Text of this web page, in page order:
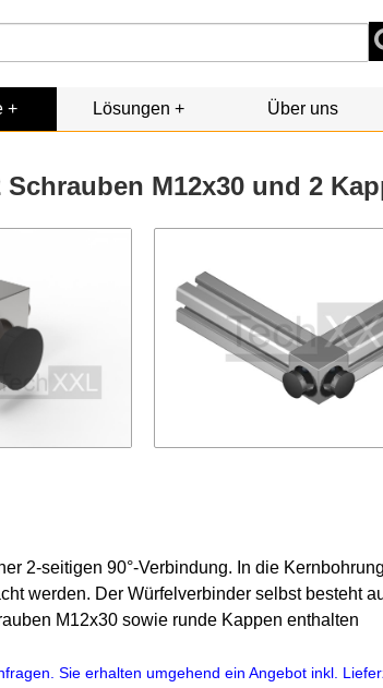
Lösungen Über uns
M12x30 und 2
2-seitigen 90°-Verbindung. In die
werden. Der Würfelverbinder selbst besteht
M12x30 sowie runde Kappen enthalten
Sie erhalten umgehend ein Angebot inkl.